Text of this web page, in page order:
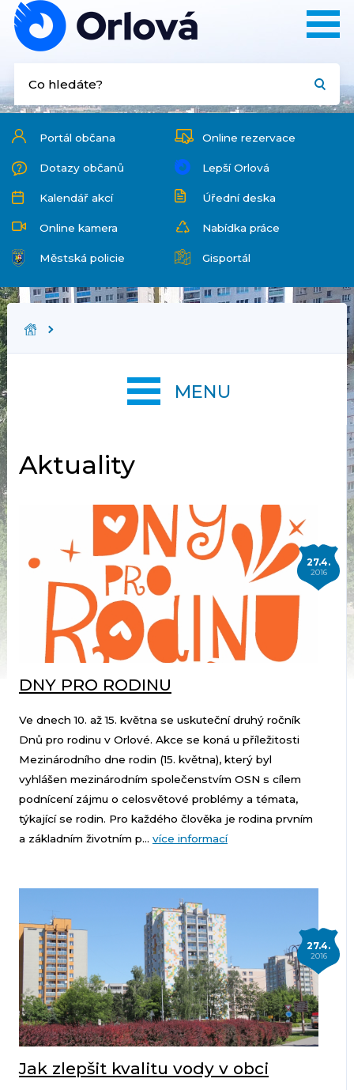
Portál občana Online rezervace
Dotazy občanů Lepší Orlová
Kalendář akcí Úřední deska
Online kamera Nabídka práce
Městská policie Gisportál
Aktuality
27.4.
2016
DNY PRO RODINU
Ve dnech 10. až 15. května se uskuteční druhý ročník
Dnů pro rodinu v Orlové. Akce se koná u příležitosti
Mezinárodního dne rodin (15. května), který byl
vyhlášen mezinárodním společenstvím OSN s cílem
podnícení zájmu o celosvětové problémy a témata,
týkající se rodin. Pro každého člověka je rodina prvním
a základním životním p... více informací
27.4.
2016
Jak zlepšit kvalitu vody v obci
MENU